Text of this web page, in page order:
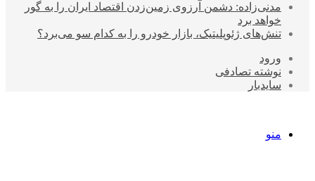
مدنی‌زاده: دشمن آرزوی زمین‌زدن اقتصاد ایران را به گور
خواهد برد
تنش‌های ژئوپلیتیک، بازار خودرو را به کدام سو می‌برد؟
ورود
نوشته تصادفی
سایدبار
منو